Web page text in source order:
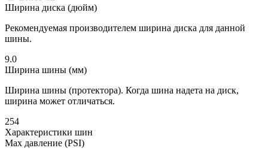
Ширина диска (дюйм)
Рекомендуемая производителем ширина диска для данной
шины.
9.0
Ширина шины (мм)
Ширина шины (протектора). Когда шина надета на диск,
ширина может отличаться.
254
Характеристики шин
Max давление (PSI)